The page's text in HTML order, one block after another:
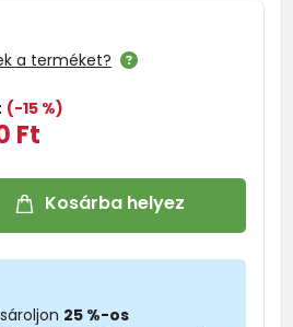
a terméket?
(-15 %)
Ft
Kosárba helyez
25 %-os